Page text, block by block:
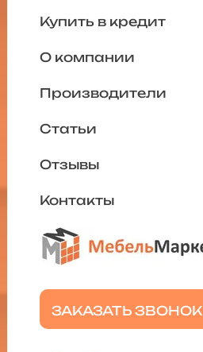
ЗАКАЗАТЬ ЗВОНОК
Купить в кредит
О компании
Производители
Статьи
Отзывы
Контакты